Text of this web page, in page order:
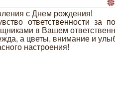
с Днем рождения!
ответственности за
в Вашем
а цветы, внимание и
настроения!